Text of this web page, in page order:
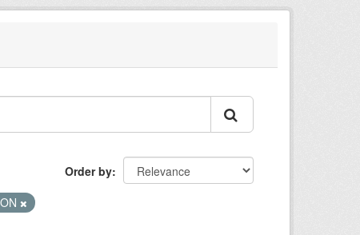
Order by